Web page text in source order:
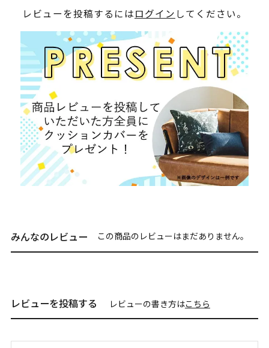
レビューを投稿するにはログイン してください。
みんなのレビュー この商品のレビューはまだありません。
レビューを投稿する レビューの書き方はこちら